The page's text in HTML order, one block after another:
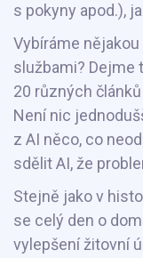
s pokyny apod.),
Vybíráme
službami? Dejme
20 různých
Není nic
z AI něco, co
sdělit AI, že
Stejně jako v
se celý den o
vylepšení žitovní